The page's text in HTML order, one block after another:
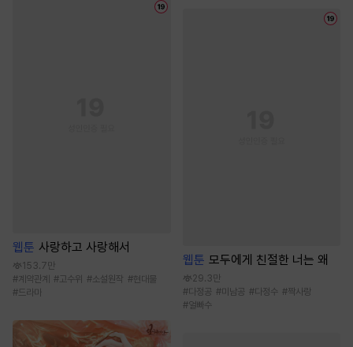
웹툰 사랑하고 사랑해서
153.7만
# 계약관계 #고수위 #소설원작 #현대물
#드라마
웹툰 모두에게 친절한 너는 왜
29.3만
#다정공 #미남공 #다정수 #짝사랑
#얼빠수